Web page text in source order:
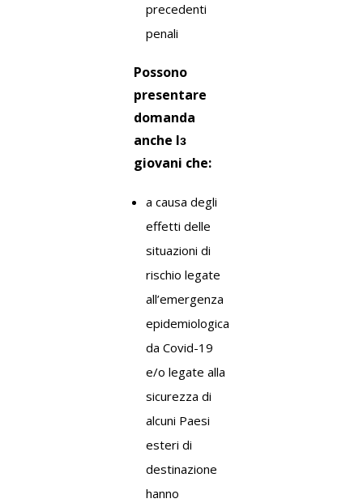
precedenti
penali
Possono
presentare
domanda
anche lɜ
giovani che:
a causa degli
effetti delle
situazioni di
rischio legate
all’emergenza
epidemiologica
da Covid-19
e/o legate alla
sicurezza di
alcuni Paesi
esteri di
destinazione
hanno